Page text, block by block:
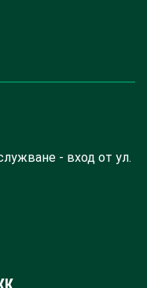
- вход от ул.